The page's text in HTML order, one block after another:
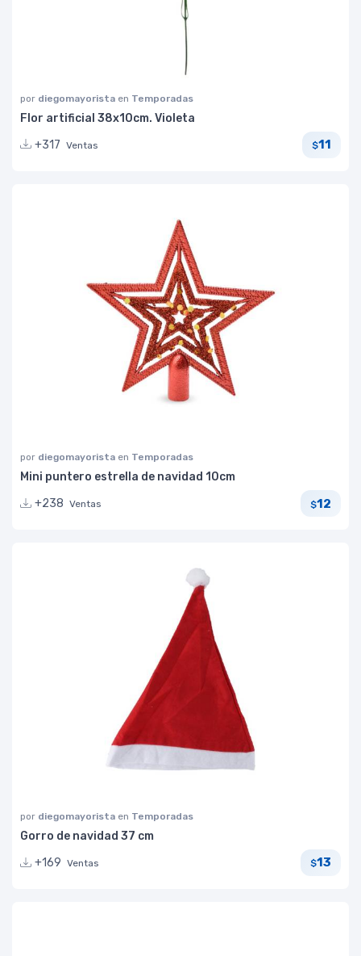
por diegomayorista en Temporadas
Flor artificial 38x10cm. Violeta
+317 Ventas $11
por diegomayorista en Temporadas
Mini puntero estrella de navidad 10cm
+238 Ventas $12
por diegomayorista en Temporadas
Gorro de navidad 37 cm
+169 Ventas $13